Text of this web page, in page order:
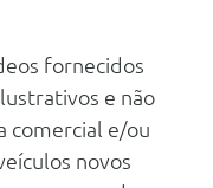
fornecidos
e não
comercial e/ou
novos